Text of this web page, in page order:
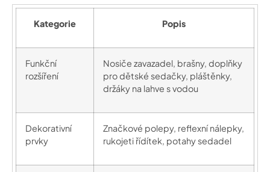
Kategorie Popis
Funkční
rozšíření
Nosiče zavazadel, brašny, doplňky
pro dětské sedačky, pláštěnky,
držáky na lahve s vodou
Dekorativní
prvky
Značkové polepy, reflexní nálepky,
rukojeti řídítek, potahy sedadel